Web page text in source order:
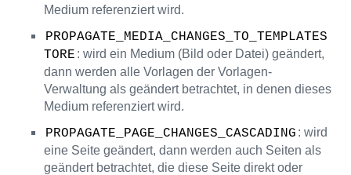
Medium referenziert wird.
PROPAGATE_MEDIA_CHANGES_TO_TEMPLATES
TORE : wird ein Medium (Bild oder Datei) geändert,
dann werden alle Vorlagen der Vorlagen-
Verwaltung als geändert betrachtet, in denen dieses
Medium referenziert wird.
PROPAGATE_PAGE_CHANGES_CASCADING : wird
eine Seite geändert, dann werden auch Seiten als
geändert betrachtet, die diese Seite direkt oder